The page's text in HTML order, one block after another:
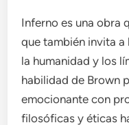
Inferno es una obra
que también invita
la humanidad y los
habilidad de Brown
emocionante con
filosóficas y éticas